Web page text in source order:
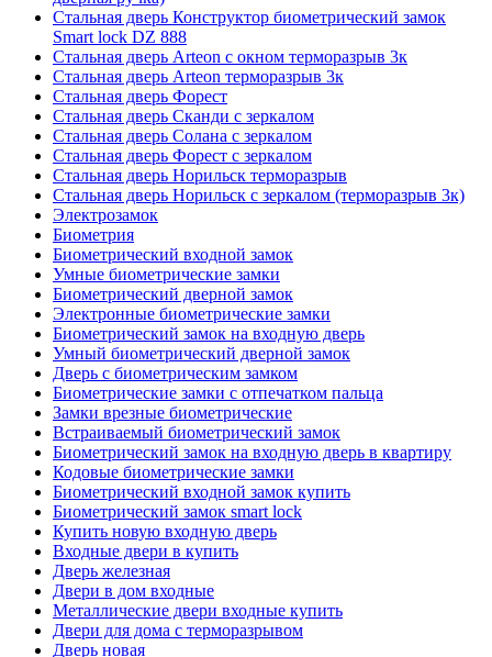
Стальная дверь Конструктор биометрический замок
Smart lock DZ 888
Стальная дверь Arteon с окном терморазрыв 3к
Стальная дверь Arteon терморазрыв 3к
Стальная дверь Форест
Стальная дверь Сканди с зеркалом
Стальная дверь Солана с зеркалом
Стальная дверь Форест с зеркалом
Стальная дверь Норильск терморазрыв
Стальная дверь Норильск с зеркалом (терморазрыв 3к)
Электрозамок
Биометрия
Биометрический входной замок
Умные биометрические замки
Биометрический дверной замок
Электронные биометрические замки
Биометрический замок на входную дверь
Умный биометрический дверной замок
Дверь с биометрическим замком
Биометрические замки с отпечатком пальца
Замки врезные биометрические
Встраиваемый биометрический замок
Биометрический замок на входную дверь в квартиру
Кодовые биометрические замки
Биометрический входной замок купить
Биометрический замок smart lock
Купить новую входную дверь
Входные двери в купить
Дверь железная
Двери в дом входные
Металлические двери входные купить
Двери для дома с терморазрывом
Дверь новая